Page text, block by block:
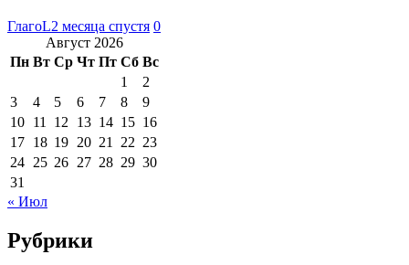
ГлагоL2 месяца спустя 0
Август 2026
Пн Вт Ср Чт Пт Сб Вс
1
2
3
4 5 6 7 8
9
10 11 12 13 14 15 16
17 18 19 20 21 22 23
24 25 26 27 28 29 30
31
« Июл
Рубрики